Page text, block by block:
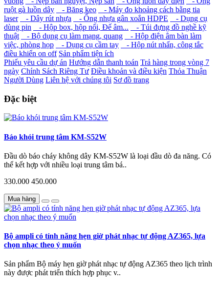
ruột gà luồn dây
- Băng keo
- Máy đo khoảng cách bằng tia
laser
- Dây rút nhựa - Ống nhựa gân xoắn HDPE
- Dụng cụ
dùng pin
- Hộp box, hộp nối, Đế âm...
- Túi đựng đồ nghề kỹ
thuật
- Bộ dụng cụ làm mạng, quang
- Hộp điện âm bàn làm
việc, phòng họp
- Dụng cụ cầm tay
- Hộp nút nhấn, công tắc
điều khiển on off Sản phẩm tiện ích
Phiếu yêu cầu dự án Hướng dẫn thanh toán Trả hàng trong vòng 7
ngày Chính Sách Riêng Tư Điều khoản và điều kiện Thỏa Thuận
Người Dùng Liên hệ với chúng tôi Sơ đồ trang
Đặc biệt
Báo khói trung tâm KM-S52W
Đầu dò báo cháy không dây KM-S52W là loại đầu dò đa năng. Có
thể kết hợp với nhiều loại trung tâm bá..
330.000 450.000
Mua hàng
Bộ ampli có tính năng hẹn giờ phát nhạc tự động AZ365, lựa
chọn nhạc theo ý muốn
Sản phẩm Bộ máy hẹn giờ phát nhạc tự động AZ365 theo lịch trình
này được phát triển thích hợp phục v..